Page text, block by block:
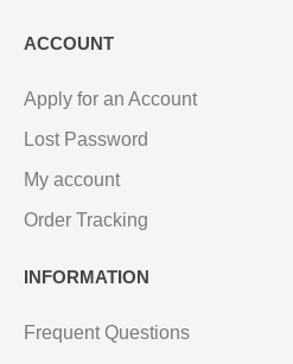
ACCOUNT
Apply for an Account
Lost Password
My account
Order Tracking
INFORMATION
Frequent Questions